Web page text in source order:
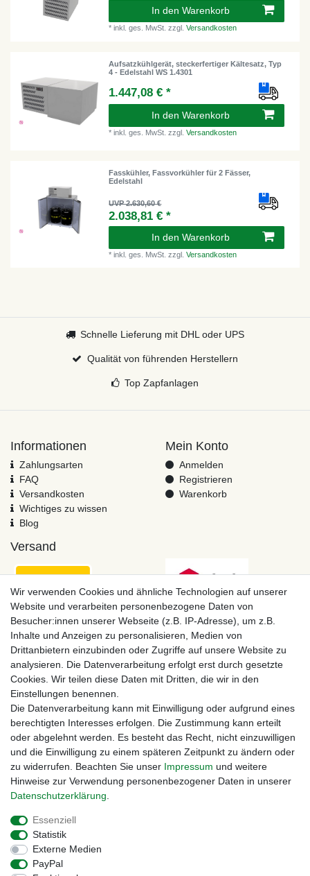
In den Warenkorb
*inkl. ges. MwSt. zzgl.Versandkosten
Aufsatzkühlgerät, steckerfertiger Kältesatz, Typ
4 - Edelstahl WS 1.4301
1.447,08 € *
In den Warenkorb
*inkl. ges. MwSt. zzgl.Versandkosten
Fasskühler, Fassvorkühler für 2 Fässer,
Edelstahl
UVP 2.630,60 €
2.038,81 € *
In den Warenkorb
*inkl. ges. MwSt. zzgl.Versandkosten
Schnelle Lieferung mit DHL oder UPS
Qualität von führenden Herstellern
Top Zapfanlagen
Informationen
Zahlungsarten
FAQ
Versandkosten
Wichtiges zu wissen
Blog
Mein Konto
Anmelden
Registrieren
Warenkorb
Versand
Zahlungsmöglichkeiten
Impressum
Wir verwenden Cookies und ähnliche Technologien auf unserer
Website und verarbeiten personenbezogene Daten von
Besucher:innen unserer Webseite (z.B. IP-Adresse), um z.B.
Inhalte und Anzeigen zu personalisieren, Medien von
Drittanbietern einzubinden oder Zugriffe auf unsere Website zu
analysieren. Die Datenverarbeitung erfolgt erst durch gesetzte
Cookies. Wir teilen diese Daten mit Dritten, die wir in den
Einstellungen benennen.
Die Datenverarbeitung kann mit Einwilligung oder aufgrund eines
berechtigten Interesses erfolgen. Die Zustimmung kann erteilt
oder abgelehnt werden. Es besteht das Recht, nicht einzuwilligen
und die Einwilligung zu einem späteren Zeitpunkt zu ändern oder
zu widerrufen. Beachten Sie unser Impressum und weitere
Hinweise zur Verwendung personenbezogener Daten in unserer
Daten­schutz­erklärung
Essenziell
Statistik
Externe Medien
PayPal